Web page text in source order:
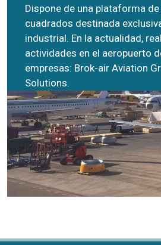
Dispone de una plataforma
cuadrados destinada
industrial. En la actualidad,
actividades en el aeropuerto
empresas: Brok-air Aviation
Solutions.